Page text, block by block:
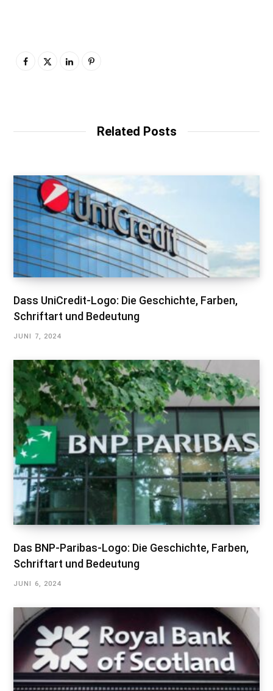
Related Posts
Dass UniCredit-Logo: Die Geschichte, Farben,
Schriftart und Bedeutung
JUNI 7, 2024
Das BNP-Paribas-Logo: Die Geschichte, Farben,
Schriftart und Bedeutung
JUNI 6, 2024